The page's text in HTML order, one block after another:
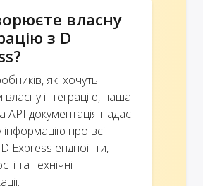
власну
з D
які хочуть
власну інтеграцію, наша
API документація надає
інформацію про всі
D Express ендпоінти,
та технічні